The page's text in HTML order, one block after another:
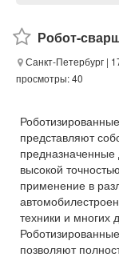
Робот-
Санкт-Петербург |
просмотры: 40
представляют
высокой
применение в
техники и многих
позволяют